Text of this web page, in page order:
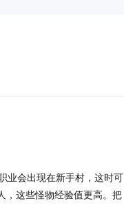
业会出现在新手村，这时可
，这些怪物经验值更高。把